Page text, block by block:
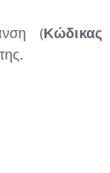
(Κώδικας